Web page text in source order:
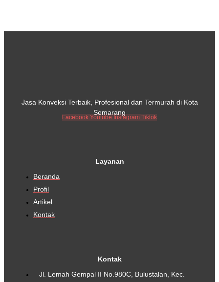
Jasa Konveksi Terbaik, Profesional dan Termurah di Kota
Semarang
Facebook Youtube Instagram Tiktok
Layanan
Beranda
Profil
Artikel
Kontak
Kontak
Jl. Lemah Gempal II No.980C, Bulustalan, Kec.